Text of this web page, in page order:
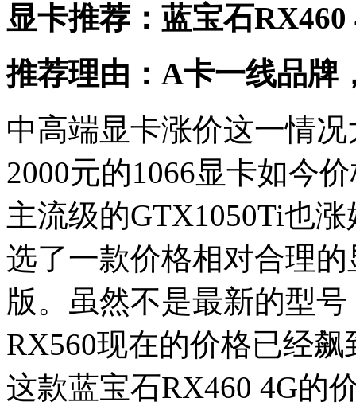
显卡推荐：蓝宝石RX460
推荐理由：A卡一线品牌
中高端显卡涨价这一情
2000元的1066显卡如今
主流级的GTX1050Ti也
选了一款价格相对合理
版。虽然不是最新的型
RX560现在的价格已经
这款蓝宝石RX460 4G的